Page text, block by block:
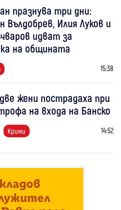
празнува три дни:
Вълдобрев, Илия Луков и
идват за
на общината
15:38
жени пострадаха при
на входа на Банско
Крими 14:52